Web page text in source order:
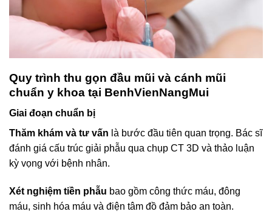
Quy trình thu gọn đầu mũi và cánh mũi
chuẩn y khoa tại BenhVienNangMui
Giai đoạn chuẩn bị
Thăm khám và tư vấn là bước đầu tiên quan trọng. Bác sĩ
đánh giá cấu trúc giải phẫu qua chụp CT 3D và thảo luận
kỳ vọng với bệnh nhân.
Xét nghiệm tiền phẫu bao gồm công thức máu, đông
máu, sinh hóa máu và điện tâm đồ đảm bảo an toàn.